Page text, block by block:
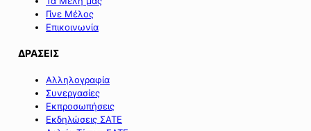
Γίνε Μέλος
Επικοινωνία
ΔΡΑΣΕΙΣ
Αλληλογραφία
Συνεργασίες
Εκπροσωπήσεις
Εκδηλώσεις ΣΑΤΕ